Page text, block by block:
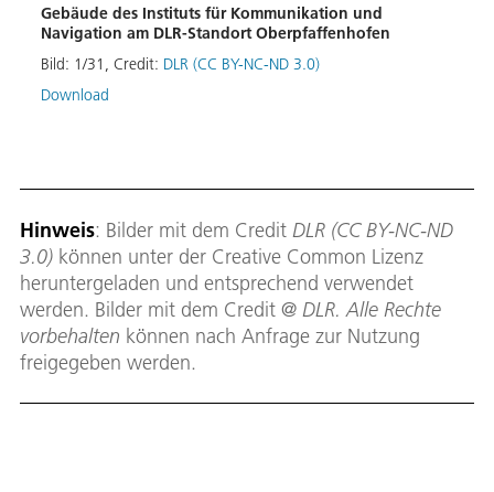
Gebäude des Instituts für Kommunikation und
Navigation am DLR-Standort Oberpfaffenhofen
Bild: 1/31 , Credit: DLR (CC BY-NC-ND 3.0)
Download
Hinweis: Bilder mit dem Credit DLR (CC BY-NC-ND
3.0) können unter der Creative Common Lizenz
heruntergeladen und entsprechend verwendet
werden. Bilder mit dem Credit @ DLR. Alle Rechte
vorbehalten können nach Anfrage zur Nutzung
freigegeben werden.